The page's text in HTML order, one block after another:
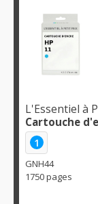
L'Essentiel à
Cartouche
1
GNH44
1750 pages